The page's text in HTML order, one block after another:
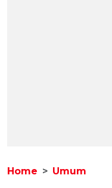
Home Umum